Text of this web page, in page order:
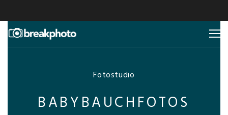
Fotostudio
BABYBAUCHFOTOS